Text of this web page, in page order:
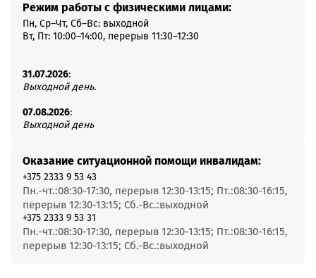
Режим работы с физическими лицами:
Пн, Ср–Чт, Сб–Вс: выходной
Вт, Пт: 10:00–14:00, перерыв 11:30–12:30
31.07.2026:
Выходной день.
07.08.2026:
Выходной день
Оказание ситуационной помощи инвалидам:
+375 2333 9 53 43
Пн.-чт.:08:30-17:30, перерыв 12:30-13:15; Пт.:08:30-16:15,
перерыв 12:30-13:15; Сб.-Вс.:выходной
+375 2333 9 53 31
Пн.-чт.:08:30-17:30, перерыв 12:30-13:15; Пт.:08:30-16:15,
перерыв 12:30-13:15; Сб.-Вс.:выходной